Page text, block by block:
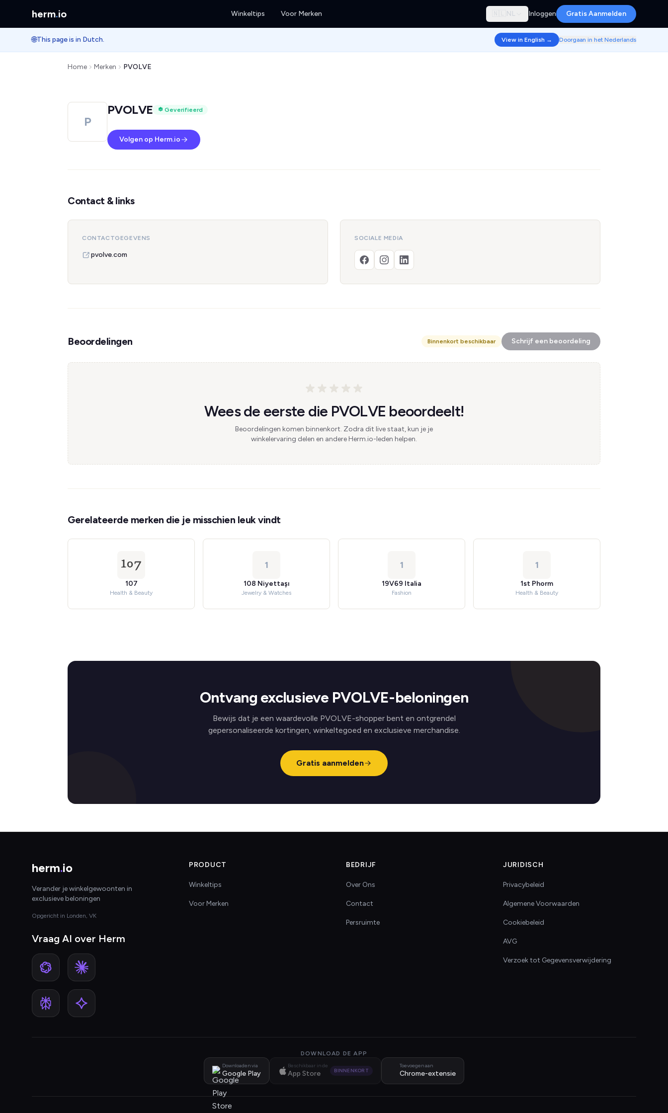
herm.io Winkeltips Voor Merken 🇳🇱 NL Inloggen Gratis Aanmelden
🌐This page is in Dutch. View in English → Doorgaan in het Nederlands
Home Merken PVOLVE
P
PVOLVE Geverifieerd
Volgen op Herm.io
Contact & links
CONTACTGEGEVENS
pvolve.com
SOCIALE MEDIA
Beoordelingen Binnenkort beschikbaar Schrijf een beoordeling
Wees de eerste die PVOLVE beoordeelt!
Beoordelingen komen binnenkort. Zodra dit live staat, kun je je
winkelervaring delen en andere Herm.io-leden helpen.
Gerelateerde merken die je misschien leuk vindt
107
Health & Beauty
1
108 Niyettaşı
Jewelry & Watches
1
19V69 Italia
Fashion
1
1st Phorm
Health & Beauty
Ontvang exclusieve PVOLVE-beloningen
Bewijs dat je een waardevolle PVOLVE-shopper bent en ontgrendel
gepersonaliseerde kortingen, winkeltegoed en exclusieve merchandise.
Gratis aanmelden
herm.io
Verander je winkelgewoonten in
exclusieve beloningen
Opgericht in Londen, VK
Vraag AI over Herm
PRODUCT
Winkeltips
Voor Merken
BEDRIJF
Over Ons
Contact
Persruimte
JURIDISCH
Privacybeleid
Algemene Voorwaarden
Cookiebeleid
AVG
Verzoek tot Gegevensverwijdering
DOWNLOAD DE APP
Downloaden via
Google Play
Beschikbaar in de
App Store BINNENKORT
Toevoegen aan
Chrome-extensie